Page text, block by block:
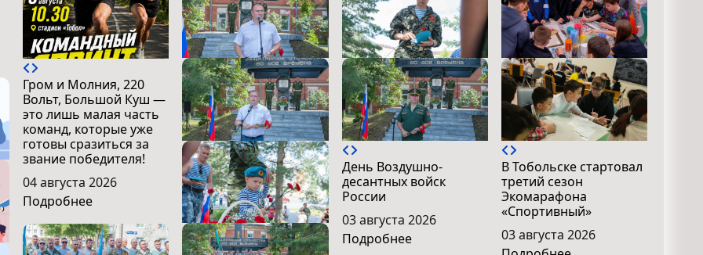
Гром и Молния, 220
Вольт, Большой Куш —
это лишь малая часть
команд, которые уже
готовы сразиться за
звание победителя!
04 августа 2026
Подробнее
День Воздушно-
десантных войск
России
03 августа 2026
Подробнее
В Тобольске стартовал
третий сезон
Экомарафона
«Спортивный»
03 августа 2026